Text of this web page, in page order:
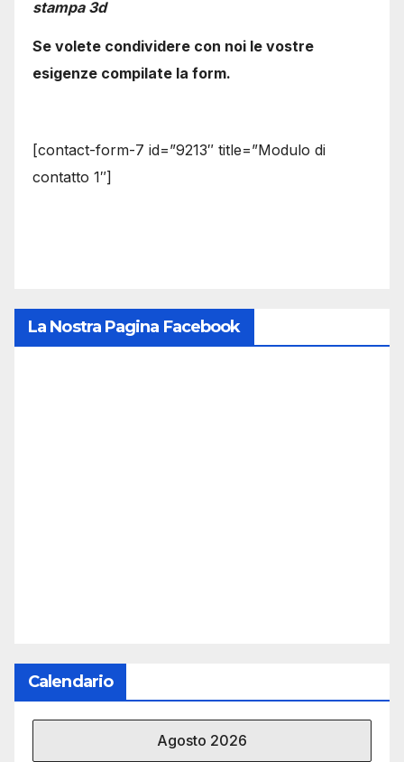
stampa 3d
Se volete condividere con noi le vostre
esigenze compilate la form.
[contact-form-7 id=”9213″ title=”Modulo di
contatto 1″]
La Nostra Pagina Facebook
Calendario
Agosto 2026